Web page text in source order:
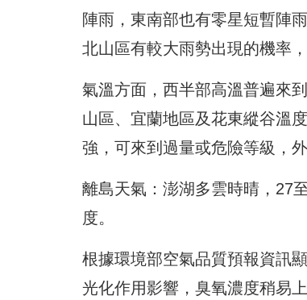
陣雨，東南部也有零星短暫陣
北山區有較大雨勢出現的機率
氣溫方面，西半部高溫普遍來
山區、宜蘭地區及花東縱谷溫
強，可來到過量或危險等級，
離島天氣：澎湖多雲時晴，27
度。
根據環境部空氣品質預報資訊
光化作用影響，臭氧濃度稍易